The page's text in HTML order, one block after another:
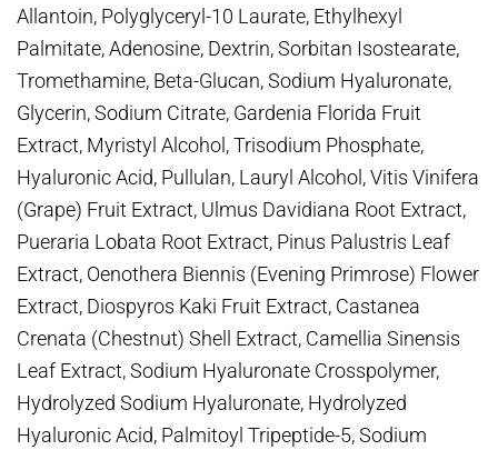
Allantoin, Polyglyceryl-10 Laurate, Ethylhexyl
Palmitate, Adenosine, Dextrin, Sorbitan Isostearate,
Tromethamine, Beta-Glucan, Sodium Hyaluronate,
Glycerin, Sodium Citrate, Gardenia Florida Fruit
Extract, Myristyl Alcohol, Trisodium Phosphate,
Hyaluronic Acid, Pullulan, Lauryl Alcohol, Vitis Vinifera
(Grape) Fruit Extract, Ulmus Davidiana Root Extract,
Pueraria Lobata Root Extract, Pinus Palustris Leaf
Extract, Oenothera Biennis (Evening Primrose) Flower
Extract, Diospyros Kaki Fruit Extract, Castanea
Crenata (Chestnut) Shell Extract, Camellia Sinensis
Leaf Extract, Sodium Hyaluronate Crosspolymer,
Hydrolyzed Sodium Hyaluronate, Hydrolyzed
Hyaluronic Acid, Palmitoyl Tripeptide-5, Sodium